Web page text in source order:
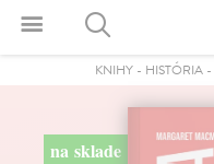
KNIHY - HISTÓRIA -
na sklade